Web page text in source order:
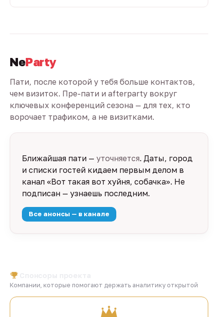
NeParty
Пати, после которой у тебя больше контактов,
чем визиток. Пре-пати и afterparty вокруг
ключевых конференций сезона — для тех, кто
ворочает трафиком, а не визитками.
Ближайшая пати — уточняется. Даты, город
и списки гостей кидаем первым делом в
канал «Вот такая вот хуйня, собачка». Не
подписан — узнаешь последним.
Все анонсы — в канале
Компании, которые помогают держать аналитику открытой